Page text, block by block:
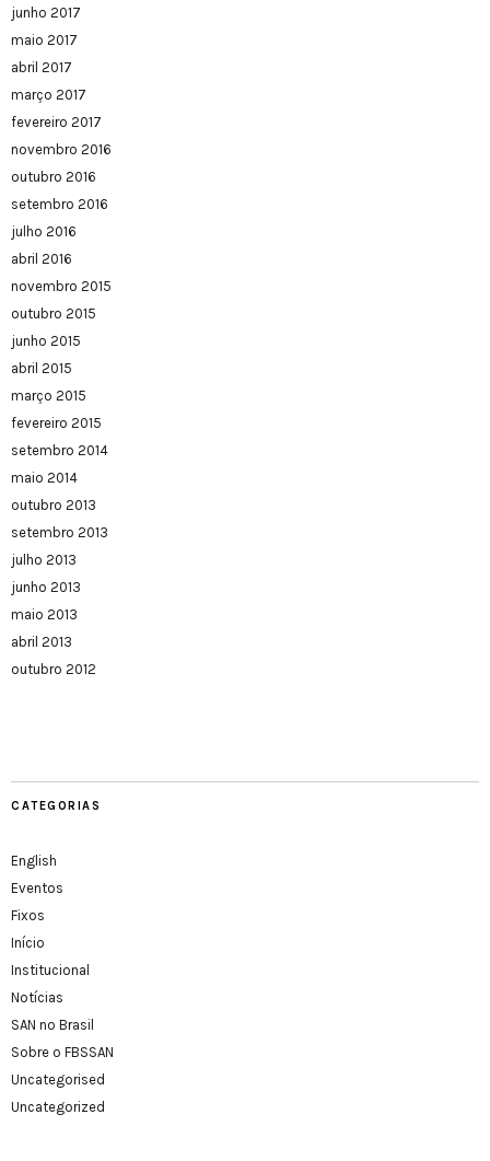
junho 2017
maio 2017
abril 2017
março 2017
fevereiro 2017
novembro 2016
outubro 2016
setembro 2016
julho 2016
abril 2016
novembro 2015
outubro 2015
junho 2015
abril 2015
março 2015
fevereiro 2015
setembro 2014
maio 2014
outubro 2013
setembro 2013
julho 2013
junho 2013
maio 2013
abril 2013
outubro 2012
CATEGORIAS
English
Eventos
Fixos
Início
Institucional
Notícias
SAN no Brasil
Sobre o FBSSAN
Uncategorised
Uncategorized